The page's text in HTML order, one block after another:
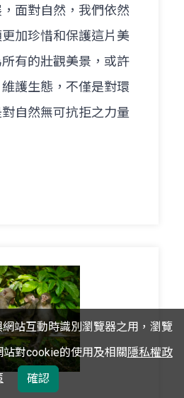
面對自然，我們依然
加珍惜和保護這片美
有的壯觀美景，或許
護生態，不僅是對環
自然無可抗拒之力量
站互動時識別瀏覽器之用，瀏覽
對cookie的使用及相關隱私權政
確認